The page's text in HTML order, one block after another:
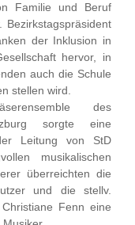
Familie und Beruf
Bezirkstagspräsident
der Inklusion in
hervor, in
auch die Schule
stellen wird.
des
sorgte eine
Leitung von StD
musikalischen
überreichten die
und die stellv.
Fenn eine